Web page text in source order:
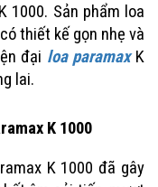
1000. Sản phẩm loa
thiết kế gọn nhẹ và
đại loa paramaxK
lai.
K 1000
K 1000 đã gây